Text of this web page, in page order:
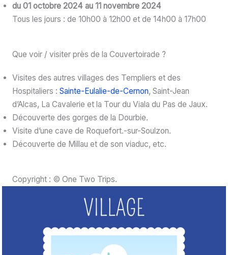
du 01 octobre 2024 au 11 novembre 2024
Tous les jours : de 10h00 à 12h00 et de 14h00 à 17h00
Que voir / visiter près de la Couvertoirade ?
Visites des autres villages des Templiers et des
Hospitaliers : Sainte-Eulalie-de-Cernon, Saint-Jean
d’Alcas, La Cavalerie et la Tour du Viala du Pas de Jaux.
Découverte des gorges de la Dourbie.
Visite d’une cave de Roquefort.-sur-Soulzon.
Découverte de Millau et de son viaduc, etc.
Copyright : © One Two Trips.